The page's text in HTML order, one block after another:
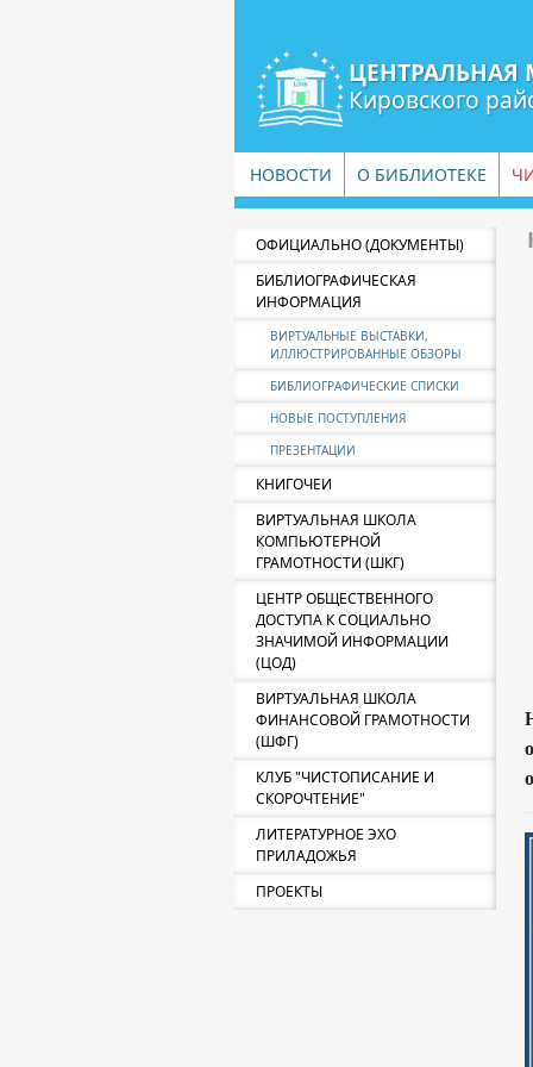
ЦЕНТРАЛЬНАЯ
Кировского
НОВОСТИ О БИБЛИОТЕКЕ
ОФИЦИАЛЬНО (ДОКУМЕНТЫ)
БИБЛИОГРАФИЧЕСКАЯ
ИНФОРМАЦИЯ
ВИРТУАЛЬНЫЕ ВЫСТАВКИ,
ИЛЛЮСТРИРОВАННЫЕ ОБЗОРЫ
БИБЛИОГРАФИЧЕСКИЕ СПИСКИ
НОВЫЕ ПОСТУПЛЕНИЯ
ПРЕЗЕНТАЦИИ
КНИГОЧЕИ
ВИРТУАЛЬНАЯ ШКОЛА
КОМПЬЮТЕРНОЙ
ГРАМОТНОСТИ (ШКГ)
ЦЕНТР ОБЩЕСТВЕННОГО
ДОСТУПА К СОЦИАЛЬНО
ЗНАЧИМОЙ ИНФОРМАЦИИ
(ЦОД)
ВИРТУАЛЬНАЯ ШКОЛА
ФИНАНСОВОЙ ГРАМОТНОСТИ
(ШФГ)
КЛУБ "ЧИСТОПИСАНИЕ И
СКОРОЧТЕНИЕ"
ЛИТЕРАТУРНОЕ ЭХО
ПРИЛАДОЖЬЯ
ПРОЕКТЫ